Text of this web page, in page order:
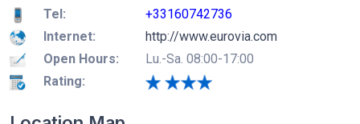
Tel:
+33160742736
Internet:
http://www.eurovia.com
Open Hours:
Lu.-Sa. 08:00-17:00
Rating: